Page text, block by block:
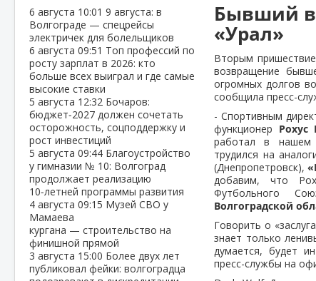
6 августа 10:01 9 августа: в
Волгограде — спецрейсы
электричек для болельщиков
6 августа 09:51 Топ профессий по
росту зарплат в 2026: кто
больше всех выиграл и где самые
высокие ставки
5 августа 12:32 Бочаров:
бюджет‑2027 должен сочетать
осторожность, соцподдержку и
рост инвестиций
5 августа 09:44 Благоустройство
у гимназии № 10: Волгоград
продолжает реализацию
10‑летней программы развития
4 августа 09:15 Музей СВО у
Мамаева
кургана — строительство на
финишной прямой
3 августа 15:00 Более двух лет
публиковал фейки: волгоградца
Бывший
«Урал»
Вторым
возвращение
огромных долгов
сообщила пресс-
- Спортивным
функционер Рохус
работал в нашем
трудился на
(Днепропетровск),
добавим, что
Футбольного
Волгоградской
Говорить о
знает только
думается, будет
пресс-службы на